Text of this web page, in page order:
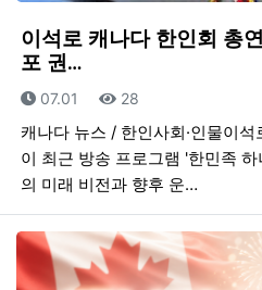
이석로 캐나다 한인회 총
포 권…
등록일
07.01 조회
28
캐나다 뉴스 / 한인사회·인물이
이 최근 방송 프로그램 '한민족
의 미래 비전과 향후 운…